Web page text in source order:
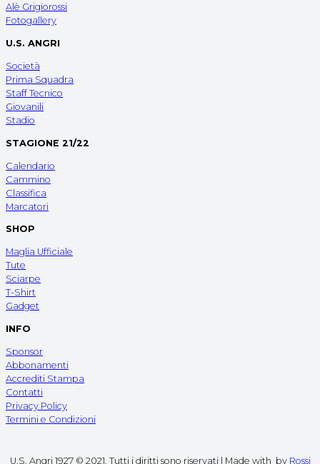
Alè Grigiorossi
Fotogallery
U.S. ANGRI
Società
Prima Squadra
Staff Tecnico
Giovanili
Stadio
STAGIONE 21/22
Calendario
Cammino
Classifica
Marcatori
SHOP
Maglia Ufficiale
Tute
Sciarpe
T-Shirt
Gadget
INFO
Sponsor
Abbonamenti
Accrediti Stampa
Contatti
Privacy Policy
Termini e Condizioni
U.S. Angri 1927 © 2021. Tutti i diritti sono riservati | Made with by Rossi